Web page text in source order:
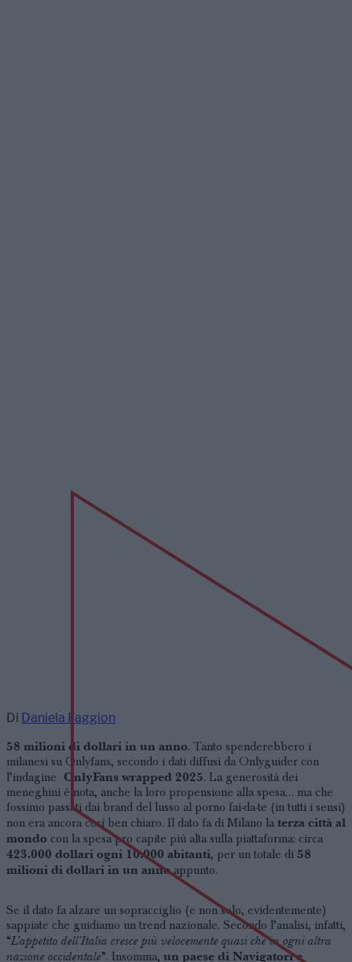
Di Daniela Faggion
58 milioni di dollari in un anno. Tanto spenderebbero i
milanesi su Onlyfans, secondo i dati diffusi da Onlyguider con
l’indagine OnlyFans wrapped 2025. La generosità dei
meneghini è nota, anche la loro propensione alla spesa… ma che
fossimo passati dai brand del lusso al porno fai-da-te (in tutti i sensi)
non era ancora così ben chiaro. Il dato fa di Milano la terza città al
mondo con la spesa pro capite più alta sulla piattaforma: circa
423.000 dollari ogni 10.000 abitanti, per un totale di 58
milioni di dollari in un annoappunto.
Se il dato fa alzare un sopracciglio (e non solo, evidentemente)
sappiate che guidiamo un trend nazionale. Secondo l’analisi, infatti,
“L’appetito dell’Italia cresce più velocemente quasi che in ogni altra
nazione occidentale”. Insomma, un paese di Navigatori e